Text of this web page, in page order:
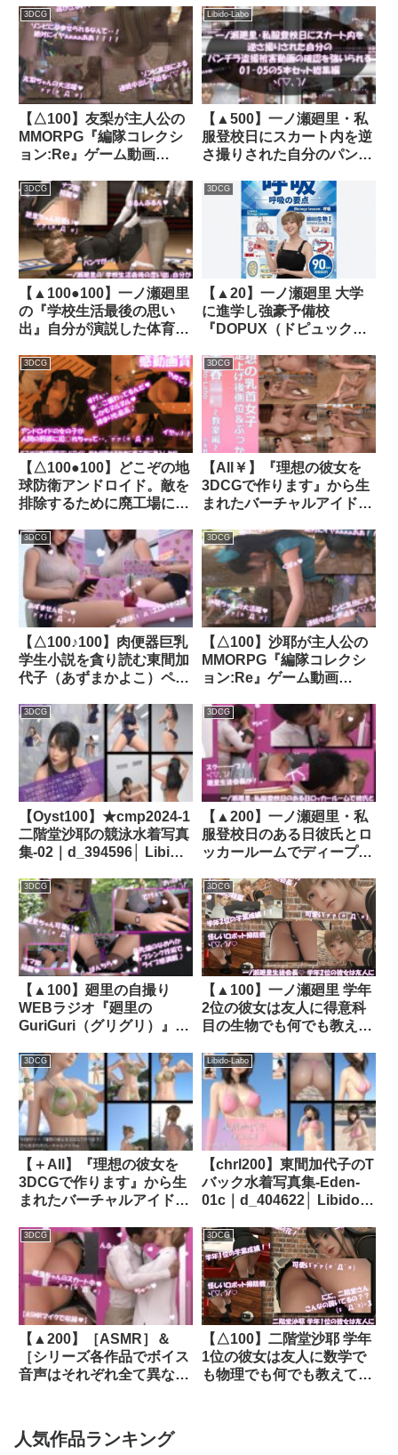
字入りパンティ｜
d_452412│ Libido-Labo
ルNo.1」ローションガン突
き背面座位SEX＋中出し射
精動画★新築物件編★｜
d_312871│ Libido-Labo
3DCG
【△100】友梨が主人公の
MMORPG『編隊コレクシ
ョン:Re』ゲーム動画
るレ○プ被害に遭ってしま
う:3Pフェラ強●でおっぱい
丸出し！）｜d_727456
Libido-Labo
【▲500】一ノ瀬廻里・私
服登校日にスカート内を逆
さ撮りされた自分のパンチ
いられる（01-05までの5本
セット総集編！）｜
d_771677
3DCG
【▲100●100】一ノ瀬廻里
の『学校生活最後の思い
出』自分が演説した体育館
ッチをしちゃう（＃02:バ
ック）｜d_462658│
Libido-Labo
3DCG
【▲20】一ノ瀬廻里 大学
に進学し強豪予備校
『DOPUX（ドピュック
物講師に！（Vol.020:呼
吸）｜d_795601
3DCG
【△100●100】どこぞの地
球防衛アンドロイド。敵を
排除するために廃工場に潜
その義体のせいで現地の人
類レジスタンス男性にヤら
れてしまう。（乳房露出・
大開脚編）｜d_260945│
Libido-Labo
3DCG
【All￥】『理想の彼女を
3DCGで作ります』から生
まれたバーチャルアイドル
足上げ後側位SEX＋射精動
画｜d_233010│ Libido-
Labo
3DCG
【△100♪100】肉便器巨乳
学生小説を貪り読む東間加
代子（あずまかよこ）ペー
Libido-Labo
3DCG
【△100】沙耶が主人公の
MMORPG『編隊コレクシ
ョン:Re』ゲーム動画
るレ○プ被害に遭ってしま
う:69シックスナイン）｜
d_748479
3DCG
【Oyst100】★cmp2024-1
二階堂沙耶の競泳水着写真
集-02｜d_394596│ Libido-
3DCG
【▲200】一ノ瀬廻里・私
服登校日のある日彼氏とロ
ッカールームでディープキ
される:PV03（黒にピンク
チェックなパンティー）｜
d_739156
3DCG
【▲100】廻里の自撮り
WEBラジオ『廻里の
GuriGuri（グリグリ）』＃
変態カメラ○僧にドン引
き！！｜d_368549│
Libido-Labo
3DCG
【▲100】一ノ瀬廻里 学年
2位の彼女は友人に得意科
目の生物でも何でも教えて
（PV02:サテン地黒ピンク
水玉フルバックパンティ）
｜d_781780
3DCG
【＋All】『理想の彼女を
3DCGで作ります』から生
まれたバーチャルアイドル
ぐり）」のグラドル撮影風
写真集:Gradol_29｜
d_286172│ Libido-Labo
Libido-Labo
【chrl200】東間加代子のT
バック水着写真集-Eden-
01c｜d_404622│ Libido-
3DCG
【▲200】［ASMR］＆
［シリーズ各作品でボイス
音声はそれぞれ全て異なる
ームでキスしているところ
（とスカートの中）を何者
3DCG
【△100】二階堂沙耶 学年
1位の彼女は友人に数学で
も物理でも何でも教えてあ
人気作品ランキング